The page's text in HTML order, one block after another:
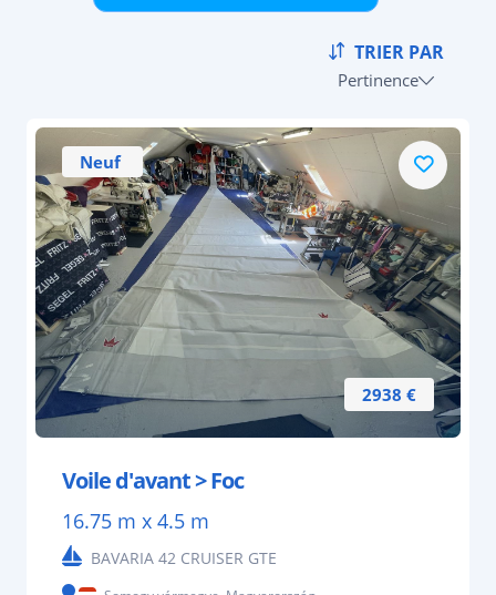
TRIER PAR
Pertinence
2938 €
Neuf
Voile d'avant > Foc
16.75 m x 4.5 m
BAVARIA 42 CRUISER GTE